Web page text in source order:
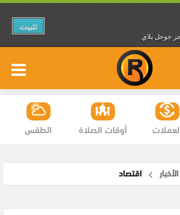
جوجل بلاي
تثبيت
الطقس أوقات الصلاة
الأخبار اقتصاد